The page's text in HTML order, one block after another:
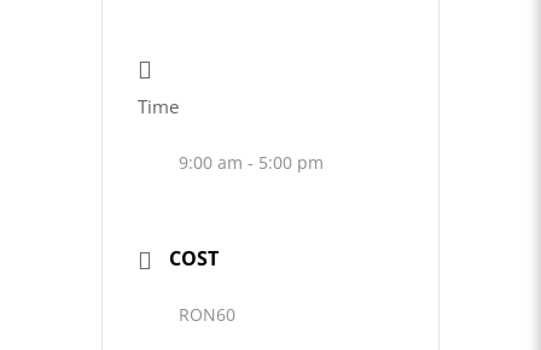
Time
9:00 am - 5:00 pm
COST
RON60